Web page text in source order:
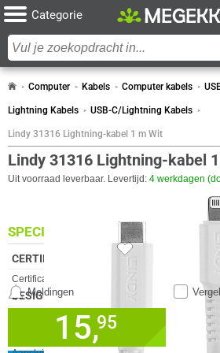
Categorie
Computer Kabels Computer kabels
Lightning Kabels USB-C/Lightning Kabels
Lindy 31316 Lightning-kabel 1 m Wit
Lindy 31316 Lightning-kabel
Uit voorraad leverbaar. Levertijd: 4 werkdagen
15,95 30
24
Meldingen
SPECIFICATIES
CERTIFICATEN
Eigenschap
Certificaten van naleving
DESIGN
Eigenschap Waarde
Kleur Product
KENMERKEN